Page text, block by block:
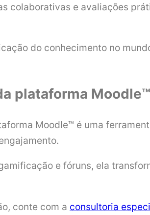
colaborativas e avaliações
do conhecimento no
plataforma Moodle™
Moodle™ é uma
e fóruns, ela
conte com a consultoria